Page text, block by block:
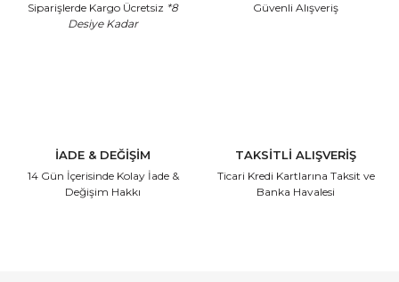
Siparişlerde Kargo Ücretsiz *8
Desiye Kadar
Güvenli Alışveriş
İADE & DEĞİŞİM
14 Gün İçerisinde Kolay İade &
Değişim Hakkı
TAKSİTLİ ALIŞVERİŞ
Ticari Kredi Kartlarına Taksit ve
Banka Havalesi